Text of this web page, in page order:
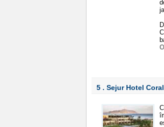
5 . Sejur Hotel